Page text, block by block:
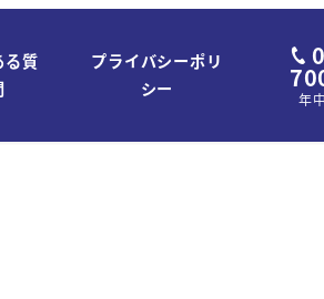
る質
プライバシーポリ
シー
年